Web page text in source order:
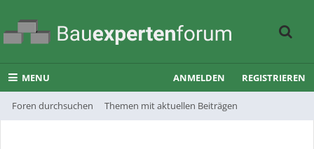
MENU
Foren durchsuchen Themen mit aktuellen Beiträgen
ANMELDEN REGISTRIEREN